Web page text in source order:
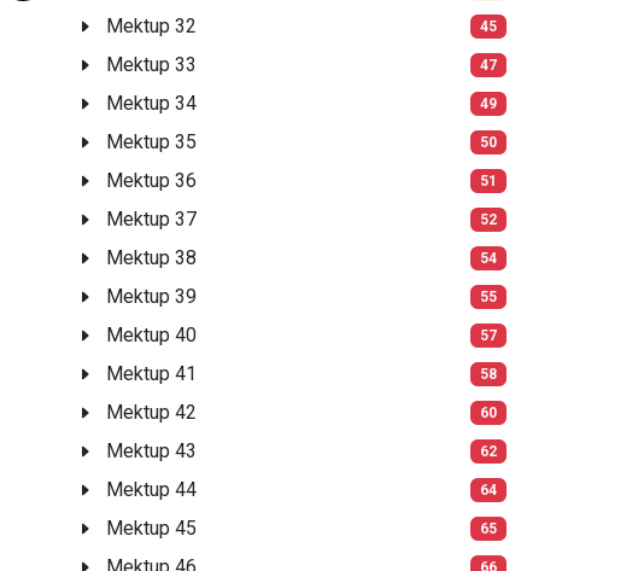
Mektup 32 45
Mektup 33 47
Mektup 34 49
Mektup 35 50
Mektup 36 51
Mektup 37 52
Mektup 38 54
Mektup 39 55
Mektup 40 57
Mektup 41 58
Mektup 42 60
Mektup 43 62
Mektup 44 64
Mektup 45 65
66